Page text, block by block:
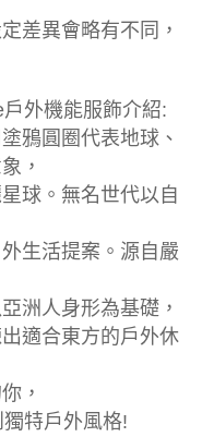
差異會略有不同，
外機能服飾介紹:
鴉圓圈代表地球、
，
球。無名世代以自
生活提案。源自嚴
洲人身形為基礎，
適合東方的戶外休
，
特戶外風格!